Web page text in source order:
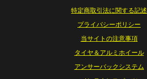
特定商取引法に関する記述
プライバシーポリシー
当サイトの注意事項
タイヤ＆アルミホイール
アンサーバックシステム